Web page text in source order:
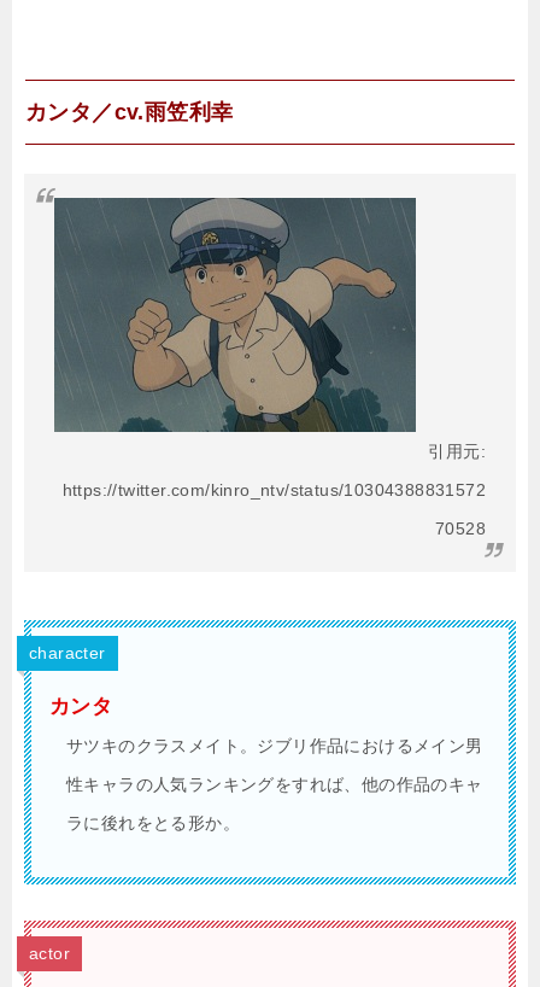
カンタ／cv.雨笠利幸
引用元:
https://twitter.com/kinro_ntv/status/10304388831572
70528
character
カンタ
サツキのクラスメイト。ジブリ作品におけるメイン男
性キャラの人気ランキングをすれば、他の作品のキャ
ラに後れをとる形か。
actor